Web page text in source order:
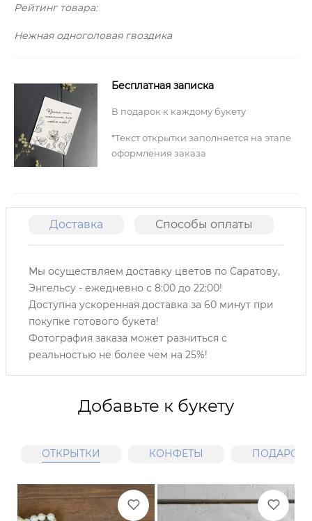
Рейтинг товара:
Нежная одноголовая гвоздика
Бесплатная записка
В подарок к каждому букету
*Текст открытки заполняется на этапе
оформления заказа
Доставка Способы оплаты
Мы осуществляем доставку цветов по Саратову,
Энгельсу - ежедневно с 8:00 до 22:00!
Доступна ускоренная доставка за 60 минут при
покупке готового букета!
Фотография заказа может разниться с
реальностью не более чем на 25%!
Добавьте к букету
ОТКРЫТКИ КОНФЕТЫ